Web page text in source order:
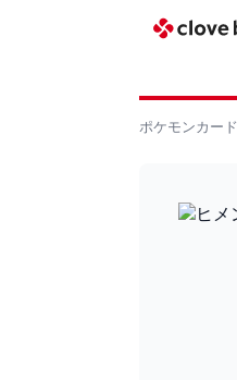
ポケモンカード